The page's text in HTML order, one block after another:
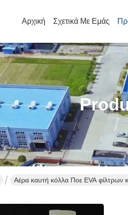
Αρχική Σχετικά Με Εμάς
Αέρα καυτή κόλλα Ποε EVA φίλτρων